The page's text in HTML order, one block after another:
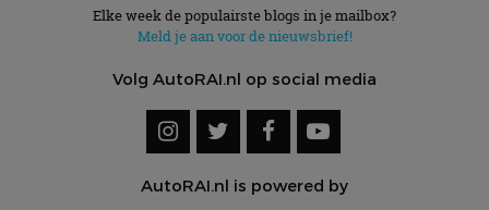
Elke week de populairste blogs in je mailbox?
Meld je aan voor de nieuwsbrief!
Volg AutoRAI.nl op social media
AutoRAI.nl is powered by